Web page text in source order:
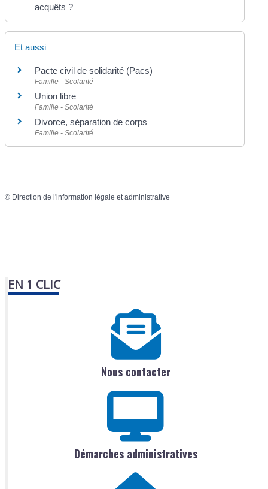
acquêts ?
Et aussi
Pacte civil de solidarité (Pacs)
Famille - Scolarité
Union libre
Famille - Scolarité
Divorce, séparation de corps
Famille - Scolarité
© Direction de l'information légale et administrative
EN 1 CLIC
Nous contacter
Démarches administratives